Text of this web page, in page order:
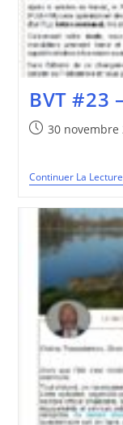
BVT #23
Publication
30 novembre
Continuer La Lecture